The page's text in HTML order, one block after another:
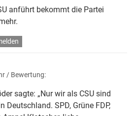
anführt bekommt die Partei
/ Bewertung:
sagte: „Nur wir als CSU sind
Deutschland. SPD, Grüne FDP,